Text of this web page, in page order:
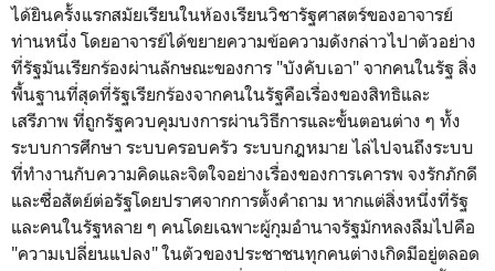
ได้ยินครั้งแรกสมัยเรียนในห้องเรียนวิชารัฐศาสตร์ของอาจารย์
ท่านหนึ่ง โดยอาจารย์ได้ขยายความข้อความดังกล่าวไปาตัวอย่าง
ที่รัฐมันเรียกร้องผ่านลักษณะของการ "บังคับเอา" จากคนในรัฐ สิ่ง
พื้นฐานที่สุดที่รัฐเรียกร้องจากคนในรัฐคือเรื่องของสิทธิและ
เสรีภาพ ที่ถูกรัฐควบคุมบงการผ่านวิธีการและขั้นตอนต่าง ๆ ทั้ง
ระบบการศึกษา ระบบครอบครัว ระบบกฎหมาย ไล่ไปจนถึงระบบ
ที่ทำงานกับความคิดและจิตใจอย่างเรื่องของการเคารพ จงรักภักดี
และซื่อสัตย์ต่อรัฐโดยปราศจากการตั้งคำถาม หากแต่สิ่งหนึ่งที่รัฐ
และคนในรัฐหลาย ๆ คนโดยเฉพาะผู้กุมอำนาจรัฐมักหลงลืมไปคือ
"ความเปลี่ยนแปลง" ในตัวของประชาชนทุกคนต่างเกิดมีอยู่ตลอด